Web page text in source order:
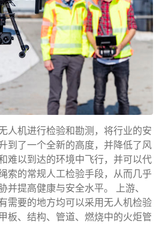
人机进行检验和勘测，将行业的安
到了一个全新的高度，并降低了风
难以到达的环境中飞行，并可以代
索的常规人工检验手段，从而几乎
并提高健康与安全水平。 上游、
需要的地方均可以采用无人机检验
板、结构、管道、燃烧中的火炬管